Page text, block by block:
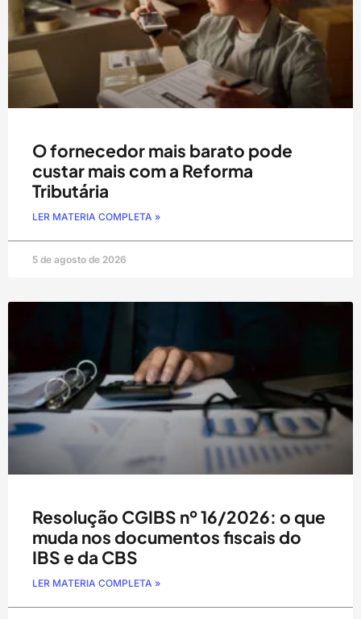
O fornecedor mais barato pode
custar mais com a Reforma
Tributária
LER MATERIA COMPLETA »
5 de agosto de 2026
Resolução CGIBS nº 16/2026: o que
muda nos documentos fiscais do
IBS e da CBS
LER MATERIA COMPLETA »